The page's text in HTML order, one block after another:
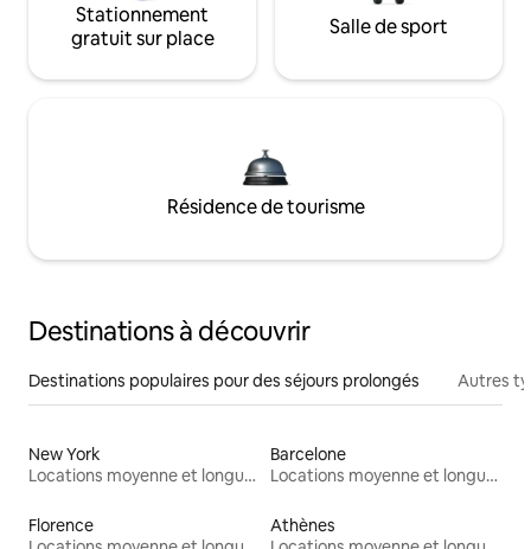
Stationnement
gratuit sur place
Salle de sport
Résidence de tourisme
Destinations à découvrir
Destinations populaires pour des séjours prolongés Autres
New York
Locations moyenne et longue durée
Barcelone
Locations moyenne et longue durée
Florence
Athènes